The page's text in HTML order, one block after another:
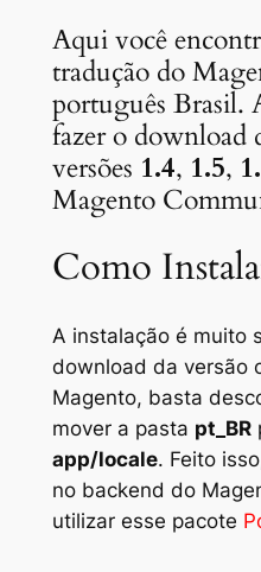
Aqui você
tradução do
português Brasil.
fazer o download
versões 1.4, 1.5,
Magento
Como
A instalação é muito
download da versão
Magento, basta
mover a pasta pt_BR
app/locale. Feito
no backend do
utilizar esse pacote